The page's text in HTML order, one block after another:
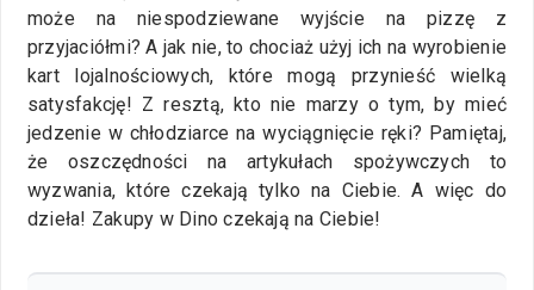
może na niespodziewane wyjście na pizzę z
przyjaciółmi? A jak nie, to chociaż użyj ich na wyrobienie
kart lojalnościowych, które mogą przynieść wielką
satysfakcję! Z resztą, kto nie marzy o tym, by mieć
jedzenie w chłodziarce na wyciągnięcie ręki? Pamiętaj,
że oszczędności na artykułach spożywczych to
wyzwania, które czekają tylko na Ciebie. A więc do
dzieła! Zakupy w Dino czekają na Ciebie!